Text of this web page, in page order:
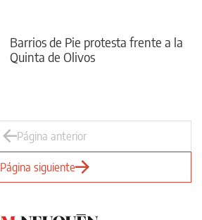
Barrios de Pie protesta frente a la
Quinta de Olivos
Página anterior
Página siguiente